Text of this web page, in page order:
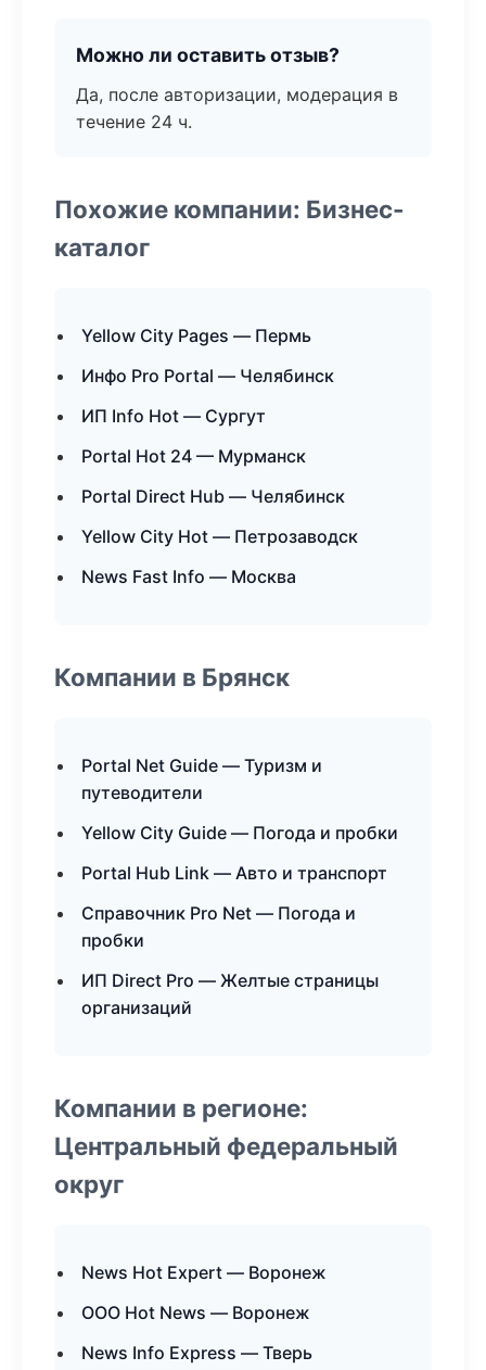
Можно ли оставить отзыв?
Да, после авторизации, модерация в
течение 24 ч.
Похожие компании: Бизнес-
каталог
Yellow City Pages — Пермь
Инфо Pro Portal — Челябинск
ИП Info Hot — Сургут
Portal Hot 24 — Мурманск
Portal Direct Hub — Челябинск
Yellow City Hot — Петрозаводск
News Fast Info — Москва
Компании в Брянск
Portal Net Guide — Туризм и
путеводители
Yellow City Guide — Погода и пробки
Portal Hub Link — Авто и транспорт
Справочник Pro Net — Погода и
пробки
ИП Direct Pro — Желтые страницы
организаций
Компании в регионе:
Центральный федеральный
округ
News Hot Expert — Воронеж
ООО Hot News — Воронеж
News Info Express — Тверь